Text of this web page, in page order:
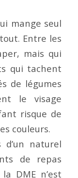
mange seul
Entre les
mais qui
qui tachent
de légumes
le visage
risque de
couleurs.
naturel
de repas
DME n’est